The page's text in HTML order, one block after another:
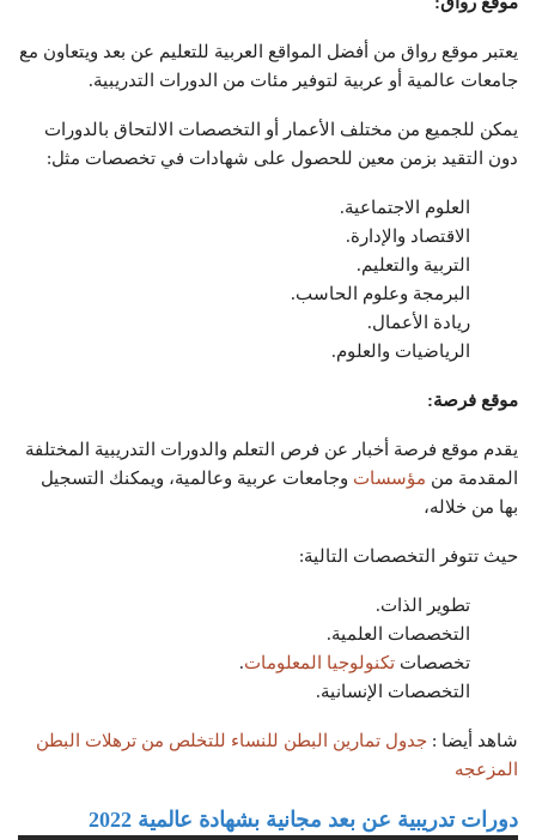
يعتبر موقع رواق من أفضل المواقع العربية للتعليم عن بعد ويتعاون مع
جامعات عالمية أو عربية لتوفير مئات من الدورات التدريبية.
يمكن للجميع من مختلف الأعمار أو التخصصات الالتحاق بالدورات
دون التقيد بزمن معين للحصول على شهادات في تخصصات مثل:
العلوم الاجتماعية.
الاقتصاد والإدارة.
التربية والتعليم.
البرمجة وعلوم الحاسب.
ريادة الأعمال.
الرياضيات والعلوم.
موقع فرصة:
يقدم موقع فرصة أخبار عن فرص التعلم والدورات التدريبية المختلفة
المقدمة من مؤسسات وجامعات عربية وعالمية، ويمكنك التسجيل
بها من خلاله،
حيث تتوفر التخصصات التالية:
تطوير الذات.
التخصصات العلمية.
تخصصات تكنولوجيا المعلومات.
التخصصات الإنسانية.
شاهد أيضا : جدول تمارين البطن للنساء للتخلص من ترهلات البطن
المزعجه
دورات تدريبية عن بعد مجانية بشهادة عالمية 2022